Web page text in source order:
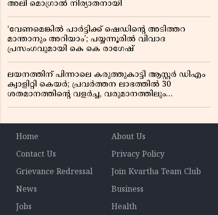
അലി മൊഗ്രാൽ നിര്യാതനായി
‘വേണമെങ്കിൽ പാർട്ടിക്ക് ഷെഡിൻ്റെ അടിത്തറ
മാന്താനും അറിയാം’; പയ്യന്നൂരിൽ വിവാദ
പ്രസംഗവുമായി കെ കെ രാഗേഷ്
ലയനത്തിന് പിന്നാലെ കരുത്തുകാട്ടി ആസ്റ്റർ ഡിഎം
ക്വാളിറ്റി കെയർ; പ്രവർത്തന ലാഭത്തിൽ 30
ശതമാനത്തിൻ്റെ വളർച്ച, വരുമാനത്തിലും
Home
About Us
Contact Us
Privacy Policy
Grievance Redressal
Join Kvartha Team Club
News
Business
Jobs
Health